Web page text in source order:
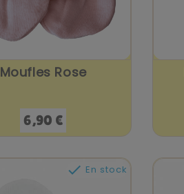
Moufles Rose
Prix
6,90 €
 En stock